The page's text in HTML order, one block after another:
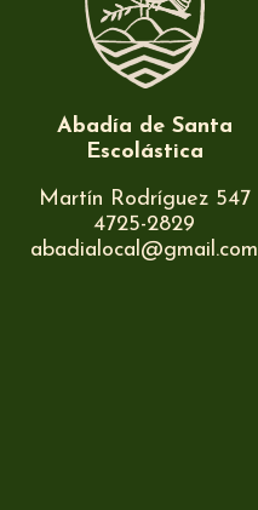
Abadía de Santa
Escolástica
Martín Rodríguez 547
4725-2829
abadialocal@gmail.com